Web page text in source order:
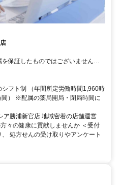
保証したものではございませんの
は上記店舗以外の可能性がござい
記の３つから
居を伴う異動はございません。 自宅
の配属店舗となります。 ＜リー
とその隣接県または直線距離で概
ナショナル職＞ 全国
・赴任手当制度あり
フト制 （年間所定労働時間1,960時
） ※配属の薬局開局・閉局時間に
ア勝浦新官店 地域密着の店舗運営
々の健康に貢献しませんか ＜受付
処方せんの受け取りやアンケート